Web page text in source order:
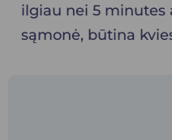
ilgiau nei 5 minutes
sąmonė, būtina